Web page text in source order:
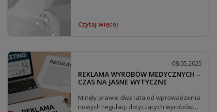
Czytaj więcej
08.05.2025
REKLAMA WYROBÓW MEDYCZNYCH –
CZAS NA JASNE WYTYCZNE
Minęły prawie dwa lata od wprowadzenia
nowych regulacji dotyczących wyrobów